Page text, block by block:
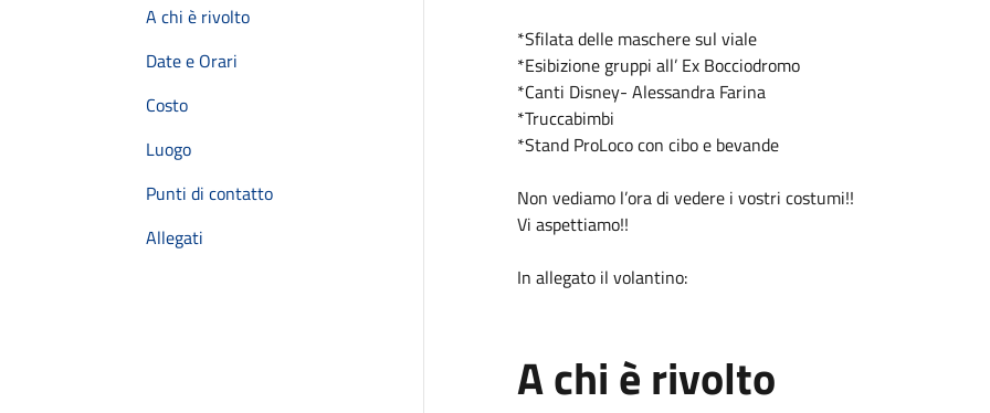
A chi è rivolto
Date e Orari
Costo
Luogo
Punti di contatto
Allegati
*Sfilata delle maschere sul viale
*Esibizione gruppi all’ Ex Bocciodromo
*Canti Disney- Alessandra Farina
*Truccabimbi
*Stand ProLoco con cibo e bevande
Non vediamo l’ora di vedere i vostri costumi!!
Vi aspettiamo!!
In allegato il volantino:
A chi è rivolto